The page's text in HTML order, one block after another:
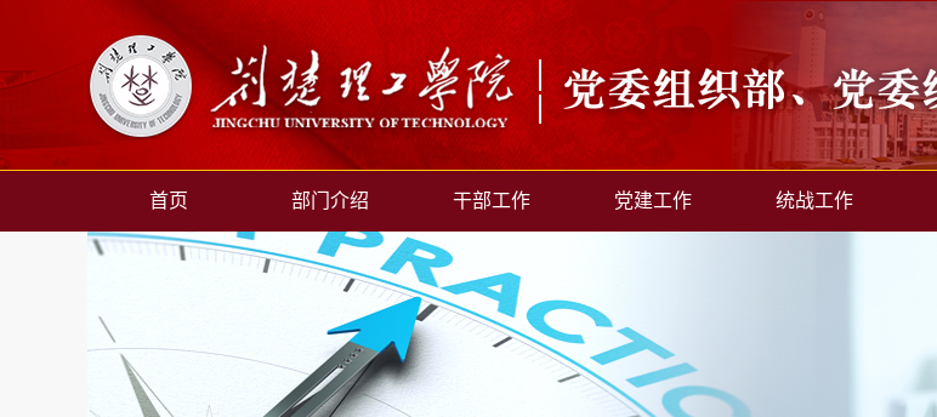
首页 部门介绍 干部工作 党建工作 统战工作